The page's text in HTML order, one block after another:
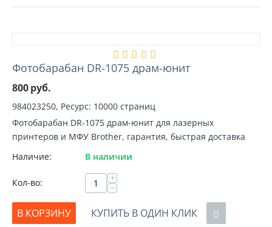
Фотобарабан DR-1075 драм-юнит
800руб.
984023250, Ресурс: 10000 страниц
Фотобарабан DR-1075 драм-юнит для лазерных
принтеров и МФУ Brother, гарантия, быстрая доставка
Наличие:
В наличии
Кол-во: +
−
В КОРЗИНУ
КУПИТЬ В ОДИН КЛИК